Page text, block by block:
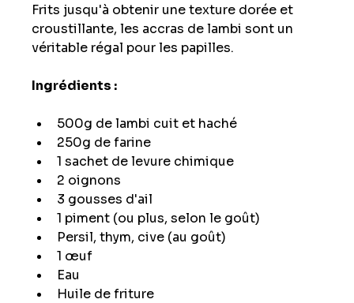
Frits jusqu'à obtenir une texture dorée et
croustillante, les accras de lambi sont un
véritable régal pour les papilles.
Ingrédients :
500g de lambi cuit et haché
250g de farine
1 sachet de levure chimique
2 oignons
3 gousses d'ail
1 piment (ou plus, selon le goût)
Persil, thym, cive (au goût)
1 œuf
Eau
Huile de friture